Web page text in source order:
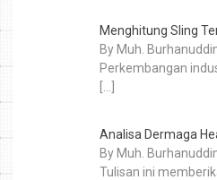
Menghitung Sling
By Muh.
Perkembangan
Analisa Dermaga
By Muh.
Tulisan ini